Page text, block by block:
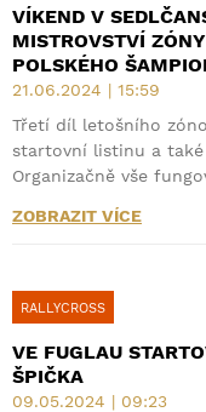
VÍKEND V
MISTROVSTVÍ
POLSKÉHO
21.06.2024 | 15:59
Třetí díl letošního
startovní listinu a
Organizačně vše
ZOBRAZIT VÍCE
RALLYCROSS
VE FUGLAU
ŠPIČKA
09.05.2024 | 09:23